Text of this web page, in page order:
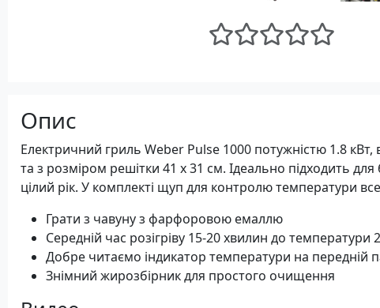
Опис
Електричний гриль Weber Pulse 1000 потужністю 1.8
та з розміром решітки 41 x 31 см. Ідеально підходить
цілий рік. У комплекті щуп для контролю температури
Грати з чавуну з фарфоровою емаллю
Середній час розігріву 15-20 хвилин до температури
Добре читаємо індикатор температури на передній
Знімний жирозбірник для простого очищення